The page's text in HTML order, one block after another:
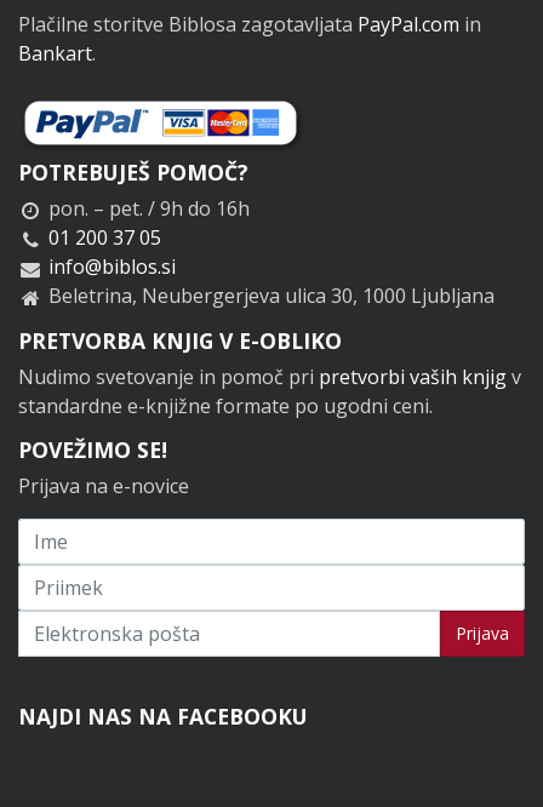
Plačilne storitve Biblosa zagotavljata PayPal.com in
Bankart.
POTREBUJEŠ POMOČ?
pon. – pet. / 9h do 16h
01 200 37 05
info@biblos.si
Beletrina, Neubergerjeva ulica 30, 1000 Ljubljana
PRETVORBA KNJIG V E-OBLIKO
Nudimo svetovanje in pomoč pri pretvorbi vaših knjigv
standardne e-knjižne formate po ugodni ceni.
POVEŽIMO SE!
Prijava na e-novice
Prijavi se na novice Prijava
NAJDI NAS NA FACEBOOKU